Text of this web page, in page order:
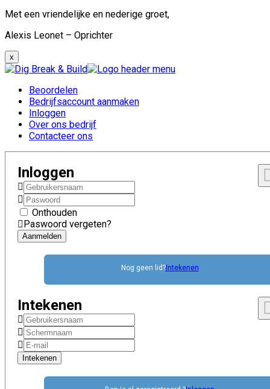
Met een vriendelijke en nederige groet,
Alexis Leonet – Oprichter
x
Beoordelen
Bedrijfsaccount aanmaken
Inloggen
Over ons bedrijf
Contacteer ons
Inloggen
Onthouden
Paswoord vergeten?
Nog geen lid?Intekenen
Intekenen